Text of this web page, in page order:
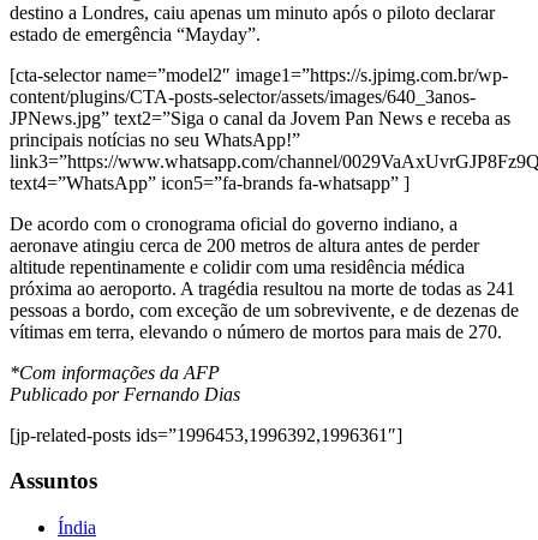
destino a Londres, caiu apenas um minuto após o piloto declarar
estado de emergência “Mayday”.
[cta-selector name=”model2″ image1=”https://s.jpimg.com.br/wp-
content/plugins/CTA-posts-selector/assets/images/640_3anos-
JPNews.jpg” text2=”Siga o canal da Jovem Pan News e receba as
principais notícias no seu WhatsApp!”
link3=”https://www.whatsapp.com/channel/
text4=”WhatsApp” icon5=”fa-brands fa-whatsapp” ]
De acordo com o cronograma oficial do governo indiano, a
aeronave atingiu cerca de 200 metros de altura antes de perder
altitude repentinamente e colidir com uma residência médica
próxima ao aeroporto. A tragédia resultou na morte de todas as 241
pessoas a bordo, com exceção de um sobrevivente, e de dezenas de
vítimas em terra, elevando o número de mortos para mais de 270.
*Com informações da AFP
Publicado por Fernando Dias
[jp-related-posts ids=”1996453,1996392,1996361″]
Assuntos
Índia